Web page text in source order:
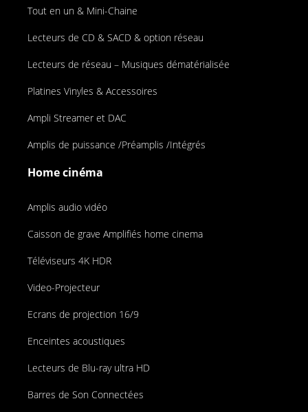
Tout en un & Mini-Chaine
Lecteurs de CD & SACD & option réseau
Lecteurs de réseau – Musiques dématérialisée
Platines Vinyles & Accessoires
Ampli Streamer et DAC
Amplis de puissance /Préamplis /Intégrés
Home cinéma
Amplis audio vidéo
Caisson de grave Amplifiés home cinema
Téléviseurs 4K HDR
Video-Projecteur
Ecrans de projection 16/9
Enceintes acoustiques
Lecteurs de Blu-ray ultra HD
Barres de Son Connectées